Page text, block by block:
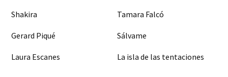
Shakira Tamara Falcó
Gerard Piqué Sálvame
Laura Escanes La isla de las tentaciones